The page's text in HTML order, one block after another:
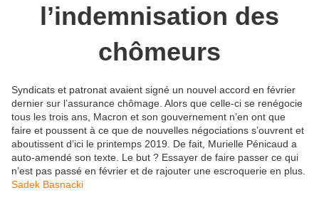
l’indemnisation des
chômeurs
Syndicats et patronat avaient signé un nouvel accord en février
dernier sur l’assurance chômage. Alors que celle-ci se renégocie
tous les trois ans, Macron et son gouvernement n’en ont que
faire et poussent à ce que de nouvelles négociations s’ouvrent et
aboutissent d’ici le printemps 2019. De fait, Murielle Pénicaud a
auto-amendé son texte. Le but ? Essayer de faire passer ce qui
n’est pas passé en février et de rajouter une escroquerie en plus.
Sadek Basnacki